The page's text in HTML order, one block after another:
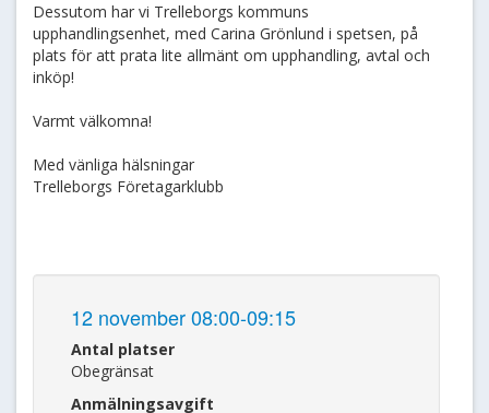
Dessutom har vi Trelleborgs kommuns
upphandlingsenhet, med Carina Grönlund i spetsen, på
plats för att prata lite allmänt om upphandling, avtal och
inköp!
Varmt välkomna!
Med vänliga hälsningar
Trelleborgs Företagarklubb
12 november 08:00-09:15
Antal platser
Obegränsat
Anmälningsavgift